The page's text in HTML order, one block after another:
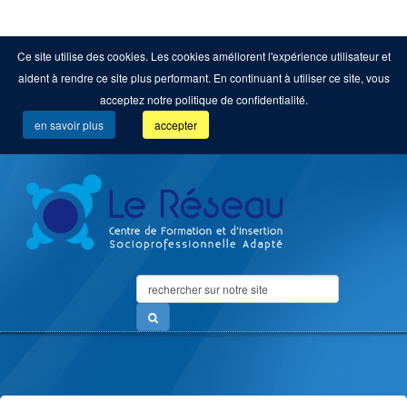
Ce site utilise des cookies. Les cookies améliorent l'expérience utilisateur et
aident à rendre ce site plus performant. En continuant à utiliser ce site, vous
acceptez notre politique de confidentialité.
en savoir plus
accepter
Search
...